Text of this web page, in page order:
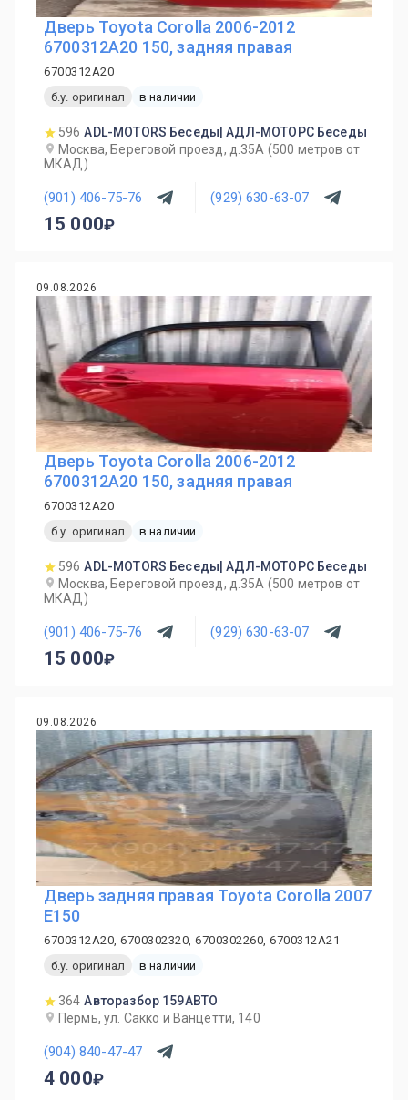
Дверь Toyota Corolla 2006-2012
6700312A20 150, задняя правая
6700312A20
б.у. оригинал
в наличии
596 ADL-MOTORS Беседы| АДЛ-МОТОРС Беседы
Москва, Береговой проезд, д.35А (500 метров от
МКАД)
(901) 406-75-76 (929) 630-63-07
15 000
09.08.2026
Дверь Toyota Corolla 2006-2012
6700312A20 150, задняя правая
6700312A20
б.у. оригинал
в наличии
596 ADL-MOTORS Беседы| АДЛ-МОТОРС Беседы
Москва, Береговой проезд, д.35А (500 метров от
МКАД)
(901) 406-75-76 (929) 630-63-07
15 000
09.08.2026
Дверь задняя правая Toyota Corolla 2007
E150
6700312A20, 6700302320, 6700302260, 6700312A21
б.у. оригинал
в наличии
364 Авторазбор 159АВТО
Пермь, ул. Сакко и Ванцетти, 140
(904) 840-47-47
4 000